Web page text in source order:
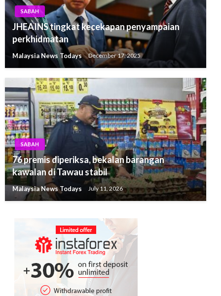
SABAH
JHEAINS tingkat kecekapan penyampaian
perkhidmatan
Malaysia News Todays December 17, 2025
SABAH
76 premis diperiksa, bekalan barangan
kawalan di Tawau stabil
Malaysia News Todays July 11, 2026